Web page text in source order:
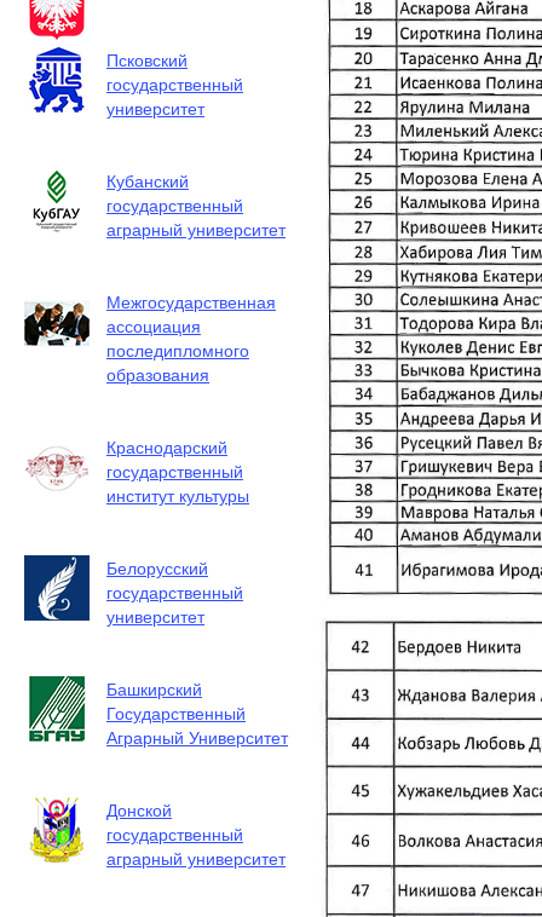
Псковский
государственный
университет
Кубанский
государственный
аграрный университет
Межгосударственная
ассоциация
последипломного
образования
Краснодарский
государственный
институт культуры
Белорусский
государственный
университет
Башкирский
Государственный
Аграрный Университет
Донской
государственный
аграрный университет